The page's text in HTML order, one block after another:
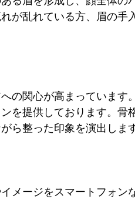
が乱れている方、眉の手
の関心が高まっています
を提供しております。骨
ら整った印象を演出します
メージをスマートフォン